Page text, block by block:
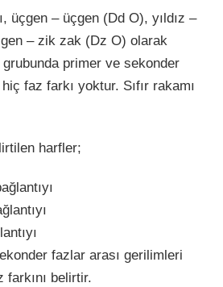
üçgen – üçgen (Dd O), yıldız –
– zik zak (Dz O) olarak
grubunda primer ve sekonder
faz farkı yoktur. Sıfır rakamı
harfler;
fazlar arası gerilimleri
farkını belirtir.